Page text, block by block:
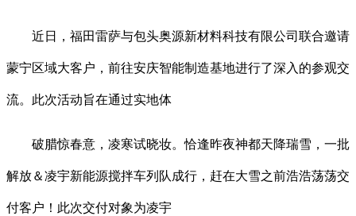
近日，福田雷萨与包头奥源新材料科技有限公司联合邀请
蒙宁区域大客户，前往安庆智能制造基地进行了深入的参观交
流。此次活动旨在通过实地体
破腊惊春意，凌寒试晓妆。恰逢昨夜神都天降瑞雪，一批
解放＆凌宇新能源搅拌车列队成行，赶在大雪之前浩浩荡荡交
付客户！此次交付对象为凌宇